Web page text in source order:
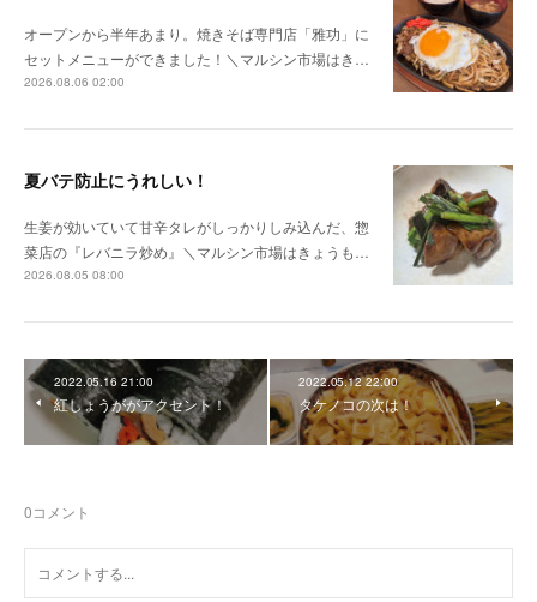
オープンから半年あまり。焼きそば専門店「雅功」に
セットメニューができました！＼マルシン市場はき…
2026.08.06 02:00
夏バテ防止にうれしい！
生姜が効いていて甘辛タレがしっかりしみ込んだ、惣
菜店の『レバニラ炒め』＼マルシン市場はきょうも…
2026.08.05 08:00
2022.05.16 21:00
紅しょうががアクセント！
2022.05.12 22:00
タケノコの次は！
0コメント